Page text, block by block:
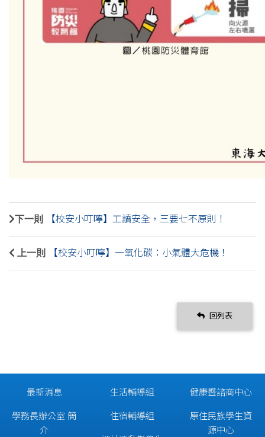
下一則 【校安小叮嚀】工讀安全，三要七不原則！
上一則 【校安小叮嚀】一氧化碳：小氣體大危機！
回列表
最新消息
學務長辦公室 簡
介
生活輔導組
住宿輔導組
健康暨諮商中心
原住民族學生資
源中心